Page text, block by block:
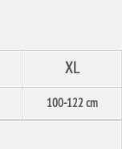
XL
100-122 cm